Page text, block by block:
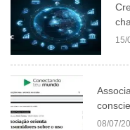
15/
08/07/